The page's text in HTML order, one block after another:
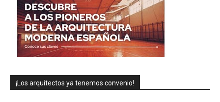
¡Los arquitectos ya tenemos convenio!